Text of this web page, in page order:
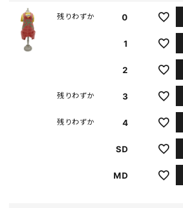
0
残りわずか
1
2
3
残りわずか
4
残りわずか
SD
MD